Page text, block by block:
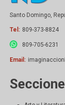
Santo Domingo,
Tel: 809-373-8824
809-705-6231
Email: